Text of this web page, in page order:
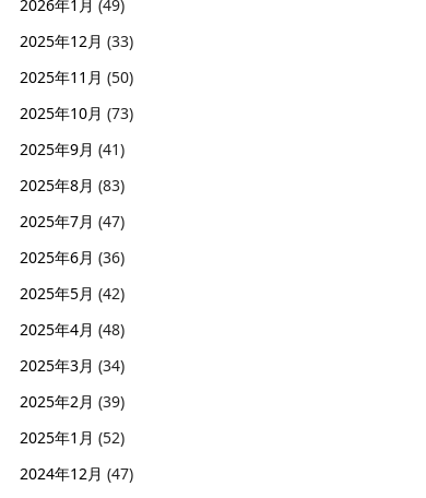
2026年1月 (49)
2025年12月 (33)
2025年11月 (50)
2025年10月 (73)
2025年9月 (41)
2025年8月 (83)
2025年7月 (47)
2025年6月 (36)
2025年5月 (42)
2025年4月 (48)
2025年3月 (34)
2025年2月 (39)
2025年1月 (52)
2024年12月 (47)